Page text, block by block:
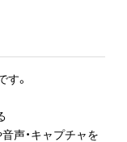
。
声・キャプチャを